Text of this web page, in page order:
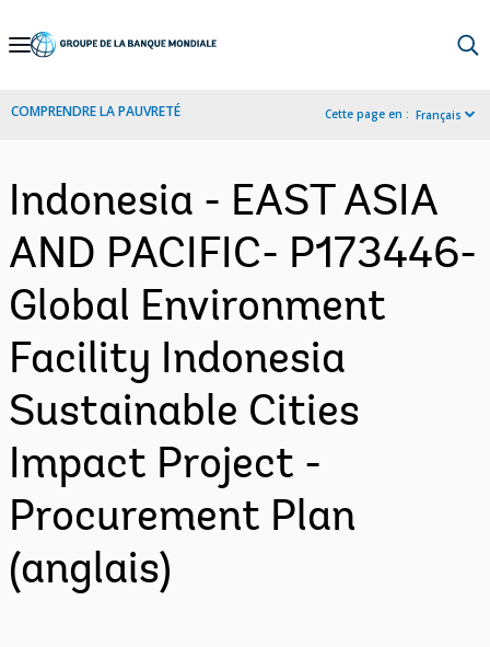
Skip
Navigation
COMPRENDRE LA PAUVRETÉ Cette page en : Français
Indonesia - EAST ASIA
AND PACIFIC- P173446-
Global Environment
Facility Indonesia
Sustainable Cities
Impact Project -
Procurement Plan
(anglais)